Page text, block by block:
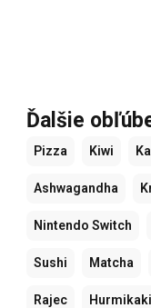
Ďalšie
Pizza Kiwi
Ashwagandha
Nintendo Switch
Sushi Matcha
Rajec Hurmikaki